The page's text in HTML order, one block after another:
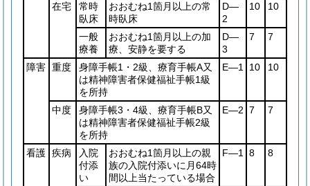
在宅
常時
臥床
おおむね1箇月以上の常
時臥床
D―
2
10 10
一般
療養
おおむね1箇月以上の加
療、安静を要する
D―
3
7 7
障害 重度
身障手帳1・2級、療育手帳A又
は精神障害者保健福祉手帳1級
を所持
E―1 10 10
中度
身障手帳3・4級、療育手帳B又
は精神障害者保健福祉手帳2級
を所持
E―2 7 7
看護 疾病
入院
付添
い
おおむね1箇月以上の親
族の入院付添いに月64時
間以上当たっている場合
F―1 8 8